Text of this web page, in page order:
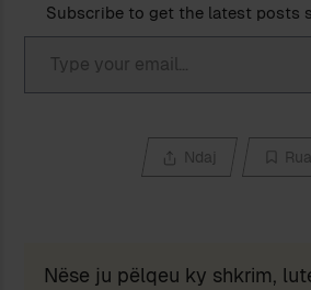
Subscribe to get the latest posts
Type your email…
Ndaj Ruaj
Nëse ju pëlqeu ky shkrim,